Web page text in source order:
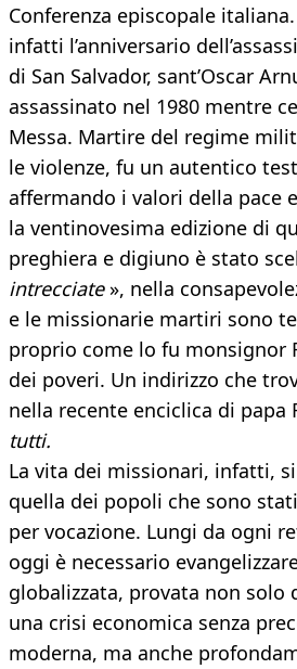
Conferenza episcopale
infatti l’anniversario
di San Salvador, sant’Oscar
assassinato nel 1980 mentre
Messa. Martire del regime
le violenze, fu un autentico
affermando i valori della pace
la ventinovesima edizione di
preghiera e digiuno è stato
intrecciate», nella
e le missionarie martiri sono
proprio come lo fu monsignor
dei poveri. Un indirizzo che
nella recente enciclica di papa
tutti.
La vita dei missionari, infatti,
quella dei popoli che sono
per vocazione. Lungi da ogni
oggi è necessario
globalizzata, provata non solo
una crisi economica senza
moderna, ma anche